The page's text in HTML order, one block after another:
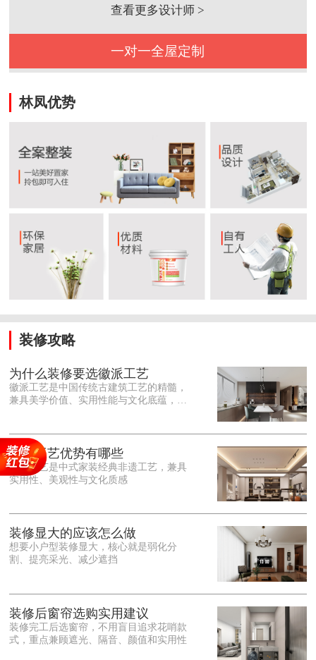
查看更多设计师 >
一对一全屋定制
林凤优势
装修攻略
为什么装修要选徽派工艺
徽派工艺是中国传统古建筑工艺的精髓，
兼具美学价值、实用性能与文化底蕴，优
雕细琢的砖、木、石雕为特色，线条古朴
大气，意境悠远，自带东方中式雅致韵
味，耐看且不易过时。<o:p></o:p> 在工
艺品质上，徽派工艺遵循古法匠心工序，
保耐用，抗风化、耐腐蚀，使用
徽派工艺优势有哪些
徽派工艺是中式家装经典非遗工艺，兼具
实用性、美观性与文化质感
装修显大的应该怎么做
想要小户型装修显大，核心就是弱化分
割、提亮采光、减少遮挡
装修后窗帘选购实用建议
装修完工后选窗帘，不用盲目追求花哨款
式，重点兼顾遮光、隔音、颜值和实用性